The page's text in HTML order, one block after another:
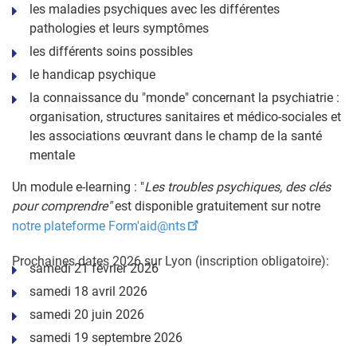
les maladies psychiques avec les différentes
pathologies et leurs symptômes
les différents soins possibles
le handicap psychique
la connaissance du "monde" concernant la psychiatrie :
organisation, structures sanitaires et médico-sociales et
les associations œuvrant dans le champ de la santé
mentale
Un module e-learning : "Les troubles psychiques, des clés
pour comprendre"est disponible gratuitement sur notre
notre plateforme Form'aid@nts
Prochaines dates 2026 sur Lyon (inscription obligatoire):
samedi 21 février 2026
samedi 18 avril 2026
samedi 20 juin 2026
samedi 19 septembre 2026